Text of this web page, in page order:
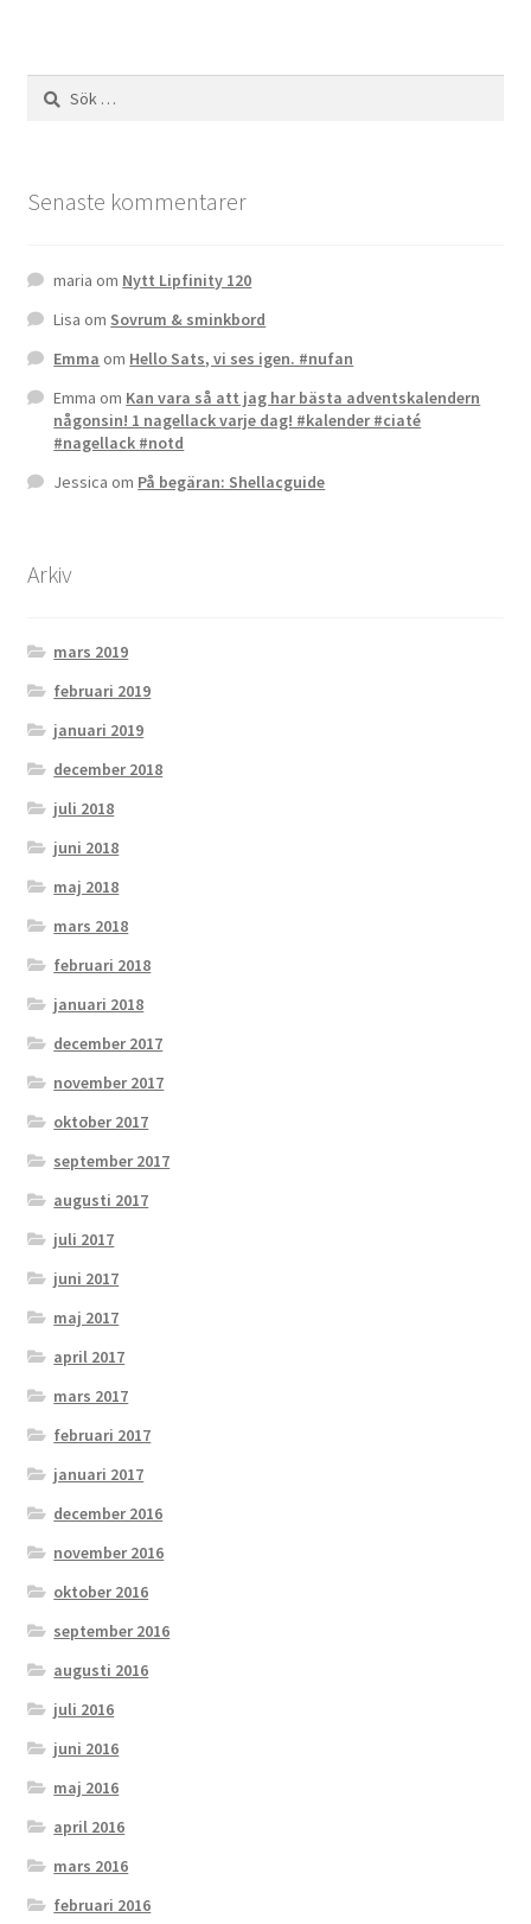
Sök
efter:
Senaste kommentarer
maria om Nytt Lipfinity 120
Lisa om Sovrum & sminkbord
Emma om Hello Sats, vi ses igen. #nufan
Emma om Kan vara så att jag har bästa adventskalendern
någonsin! 1 nagellack varje dag! #kalender #ciaté
#nagellack #notd
Jessica om På begäran: Shellacguide
Arkiv
mars 2019
februari 2019
januari 2019
december 2018
juli 2018
juni 2018
maj 2018
mars 2018
februari 2018
januari 2018
december 2017
november 2017
oktober 2017
september 2017
augusti 2017
juli 2017
juni 2017
maj 2017
april 2017
mars 2017
februari 2017
januari 2017
december 2016
november 2016
oktober 2016
september 2016
augusti 2016
juli 2016
juni 2016
maj 2016
april 2016
mars 2016
februari 2016